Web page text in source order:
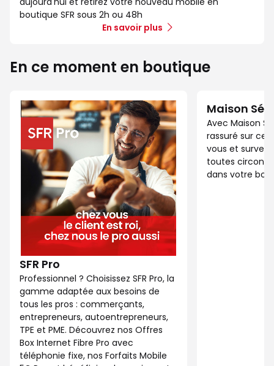
boutique SFR sous 2h ou 48h
En savoir plus
En ce moment en boutique
SFR Pro
Professionnel ? Choisissez SFR Pro, la
gamme adaptée aux besoins de
tous les pros : commerçants,
entrepreneurs, autoentrepreneurs,
TPE et PME. Découvrez nos Offres
Box Internet Fibre Pro avec
téléphonie fixe, nos Forfaits Mobile
Maison
Avec Maison
rassuré sur ce
vous et
toutes
dans votre